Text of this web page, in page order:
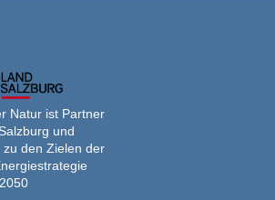
Natur ist Partner
und
zu den Zielen der